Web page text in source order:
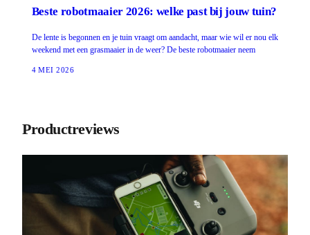
Beste robotmaaier 2026: welke past bij jouw tuin?
De lente is begonnen en je tuin vraagt om aandacht, maar wie wil er nou elk
weekend met een grasmaaier in de weer? De beste robotmaaier neem
4 MEI 2026
Productreviews